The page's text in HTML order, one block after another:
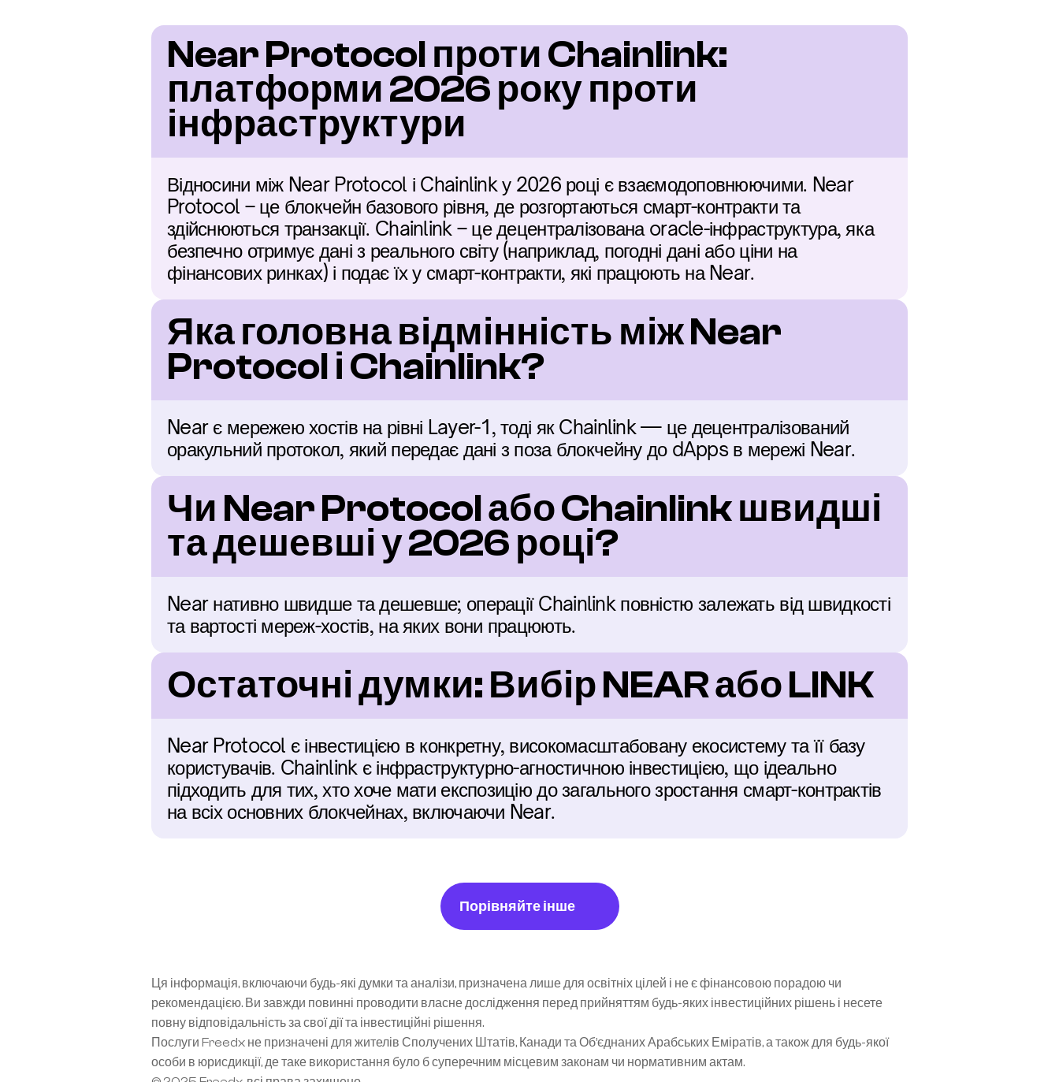
Near Protocol проти Chainlink:
платформи 2026 року проти
інфраструктури
Відносини між Near Protocol і Chainlink у 2026 році є взаємодоповнюючими. Near
Protocol – це блокчейн базового рівня, де розгортаються смарт-контракти та
здійснюються транзакції. Chainlink – це децентралізована oracle-інфраструктура, яка
безпечно отримує дані з реального світу (наприклад, погодні дані або ціни на
фінансових ринках) і подає їх у смарт-контракти, які працюють на Near.
Яка головна відмінність між Near
Protocol і Chainlink?
Near є мережею хостів на рівні Layer-1, тоді як Chainlink — це децентралізований
оракульний протокол, який передає дані з поза блокчейну до dApps в мережі Near.
Чи Near Protocol або Chainlink швидші
та дешевші у 2026 році?
Near нативно швидше та дешевше; операції Chainlink повністю залежать від швидкості
та вартості мереж-хостів, на яких вони працюють.
Остаточні думки: Вибір NEAR або LINK
Near Protocol є інвестицією в конкретну, високомасштабовану екосистему та її базу
користувачів. Chainlink є інфраструктурно-агностичною інвестицією, що ідеально
підходить для тих, хто хоче мати експозицію до загального зростання смарт-контрактів
на всіх основних блокчейнах, включаючи Near.
Порівняйте інше
Ця інформація, включаючи будь-які думки та аналізи, призначена лише для освітніх цілей і не є фінансовою порадою чи
рекомендацією. Ви завжди повинні проводити власне дослідження перед прийняттям будь-яких інвестиційних рішень і несете
повну відповідальність за свої дії та інвестиційні рішення.
Послуги Freedx не призначені для жителів Сполучених Штатів, Канади та Об’єднаних Арабських Еміратів, а також для будь-якої
особи в юрисдикції, де таке використання було б суперечним місцевим законам чи нормативним актам.